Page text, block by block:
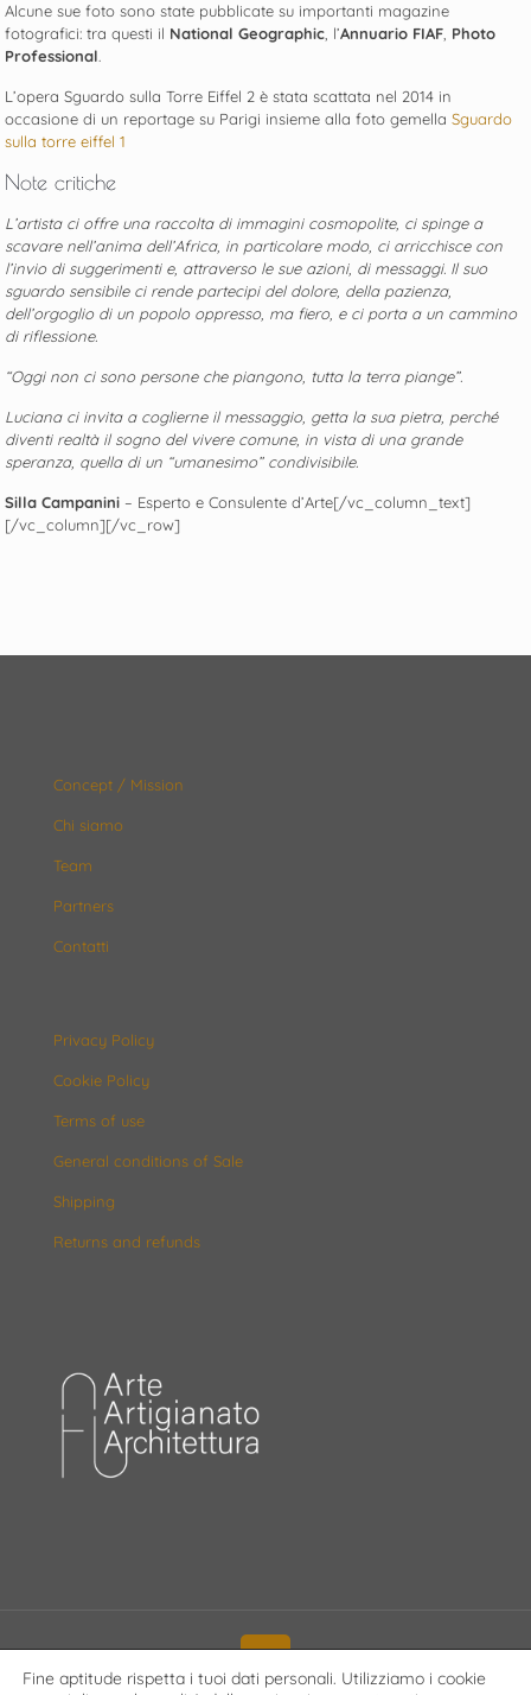
Alcune sue foto sono state pubblicate su importanti magazine
fotografici: tra questi il National Geographic , l’Annuario FIAF Photo
Professional.
L’opera Sguardo sulla Torre Eiffel 2 è stata scattata nel 2014 in
occasione di un reportage su Parigi insieme alla foto gemellaSguardo
sulla torre eiffel 1
Note critiche
L’artista ci offre una raccolta di immagini cosmopolite, ci spinge a
scavare nell’anima dell’Africa, in particolare modo, ci arricchisce con
l’invio di suggerimenti e, attraverso le sue azioni, di messaggi. Il suo
sguardo sensibile ci rende partecipi del dolore, della pazienza,
dell’orgoglio di un popolo oppresso, ma fiero, e ci porta a un cammino
di riflessione.
“Oggi non ci sono persone che piangono, tutta la terra piange”.
Luciana ci invita a coglierne il messaggio, getta la sua pietra, perché
diventi realtà il sogno del vivere comune, in vista di una grande
speranza, quella di un “umanesimo” condivisibile.
Silla Campanini – Esperto e Consulente d’Arte[/vc_column_text]
[/vc_column][/vc_row]
Concept / Mission
Chi siamo
Team
Partners
Contatti
Privacy Policy
Cookie Policy
Terms of use
General conditions of Sale
Shipping
Returns and refunds
Fine aptitude rispetta i tuoi dati personali. Utilizziamo i cookie